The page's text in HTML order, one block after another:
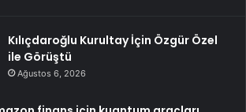
Kılıçdaroğlu Kurultay İçin Özgür Özel
ile Görüştü
Ağustos 6, 2026